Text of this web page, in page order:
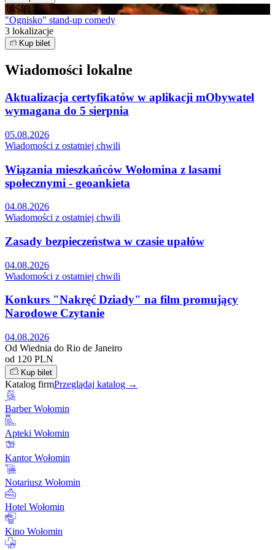
14SIE
"Ognisko" stand-up comedy
3 lokalizacje
Kup bilet
Wiadomości lokalne
Aktualizacja certyfikatów w aplikacji mObywatel
wymagana do 5 sierpnia
05.08.2026
Wiadomości z ostatniej chwili
Wiązania mieszkańców Wołomina z lasami
społecznymi - geoankieta
04.08.2026
Wiadomości z ostatniej chwili
Zasady bezpieczeństwa w czasie upałów
04.08.2026
Wiadomości z ostatniej chwili
Konkurs "Nakręć Dziady" na film promujący
Narodowe Czytanie
04.08.2026
Od Wiednia do Rio de Janeiro
od 120 PLN
Kup bilet
Katalog firmPrzeglądaj katalog →
Barber Wołomin
Apteki Wołomin
Kantor Wołomin
Notariusz Wołomin
Hotel Wołomin
Kino Wołomin